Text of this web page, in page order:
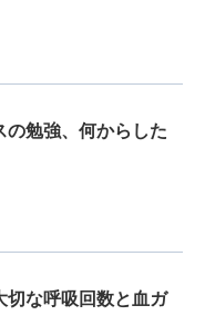
の勉強、何からした
切な呼吸回数と血ガ